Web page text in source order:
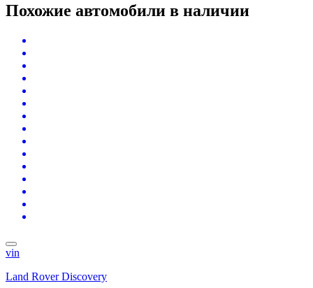
Похожие автомобили в наличии
vin
Land Rover Discovery